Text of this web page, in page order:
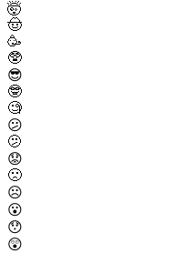
🤯
🤠
🥳
🥸
😎
🤓
🧐
😕
🫤
😟
🙁
☹️
😮
😯
😲